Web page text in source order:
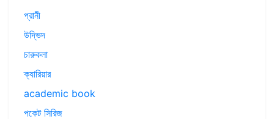
প্রানী
উদ্ভিদ
চারুকলা
ক্যারিয়ার
academic book
পকেট সিরিজ